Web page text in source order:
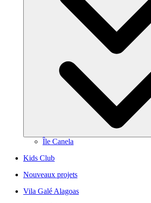
Île Canela
Kids Club
Nouveaux projets
Vila Galé Alagoas